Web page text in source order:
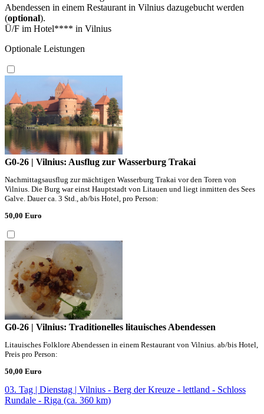
Abendessen in einem Restaurant in Vilnius dazugebucht werden
(optional).
Ü/F im Hotel**** in Vilnius
Optionale Leistungen
G0-26 | Vilnius: Ausflug zur Wasserburg Trakai
Nachmittagsausflug zur mächtigen Wasserburg Trakai vor den Toren von
Vilnius. Die Burg war einst Hauptstadt von Litauen und liegt inmitten des Sees
Galve. Dauer ca. 3 Std., ab/bis Hotel, pro Person:
50,00 Euro
G0-26 | Vilnius: Traditionelles litauisches Abendessen
Litauisches Folklore Abendessen in einem Restaurant von Vilnius. ab/bis Hotel,
Preis pro Person:
50,00 Euro
03. Tag | Dienstag | Vilnius - Berg der Kreuze - lettland - Schloss
Rundale - Riga (ca. 360 km)